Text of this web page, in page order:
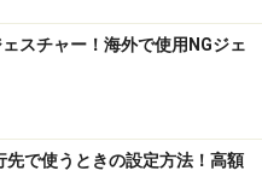
スチャー！海外で使用NGジェ
先で使うときの設定方法！高額